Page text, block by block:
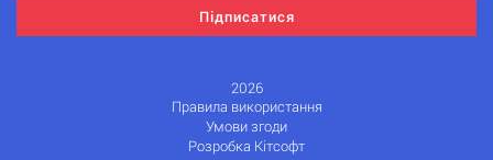
Підписатися
2026
Правила використання
Умови згоди
Розробка Кітсофт